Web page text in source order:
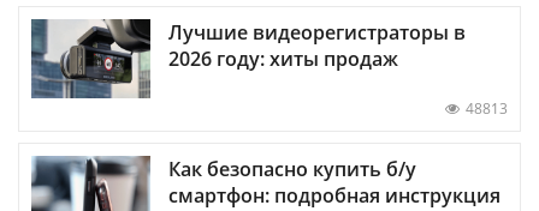
Лучшие видеорегистраторы в
2026 году: хиты продаж
48813
Как безопасно купить б/у
смартфон: подробная инструкция